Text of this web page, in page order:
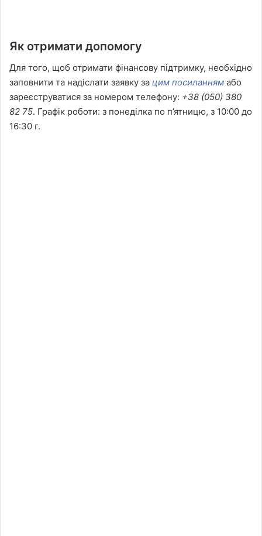
Як отримати допомогу
Для того, щоб отримати фінансову підтримку, необхідно
заповнити та надіслати заявку за цим посиланням або
зареєструватися за номером телефону: +38 (050) 380
82 75. Графік роботи: з понеділка по п’ятницю, з 10:00 до
16:30 г.